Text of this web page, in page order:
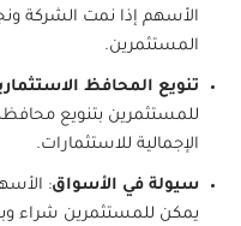
الأسهم إذا نمت الشركة
المستثمرين.
تنويع المحافظ
للمستثمرين بتنويع
الإجمالية للاستثمارات.
سيولة في الأسواق:
يمكن للمستثمرين شراء